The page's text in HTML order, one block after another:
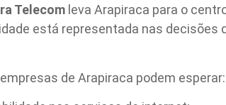
Telecom leva Arapiraca para o
está representada nas decisões
de Arapiraca podem esperar: